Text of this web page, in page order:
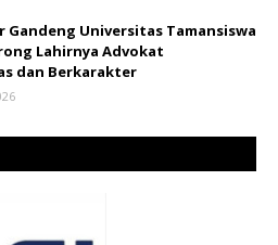
Gandeng Universitas Tamansiswa
Lahirnya Advokat
dan Berkarakter